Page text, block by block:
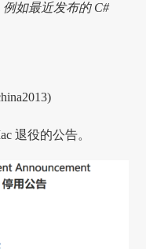
如最近发布的 C#
退役的公告。